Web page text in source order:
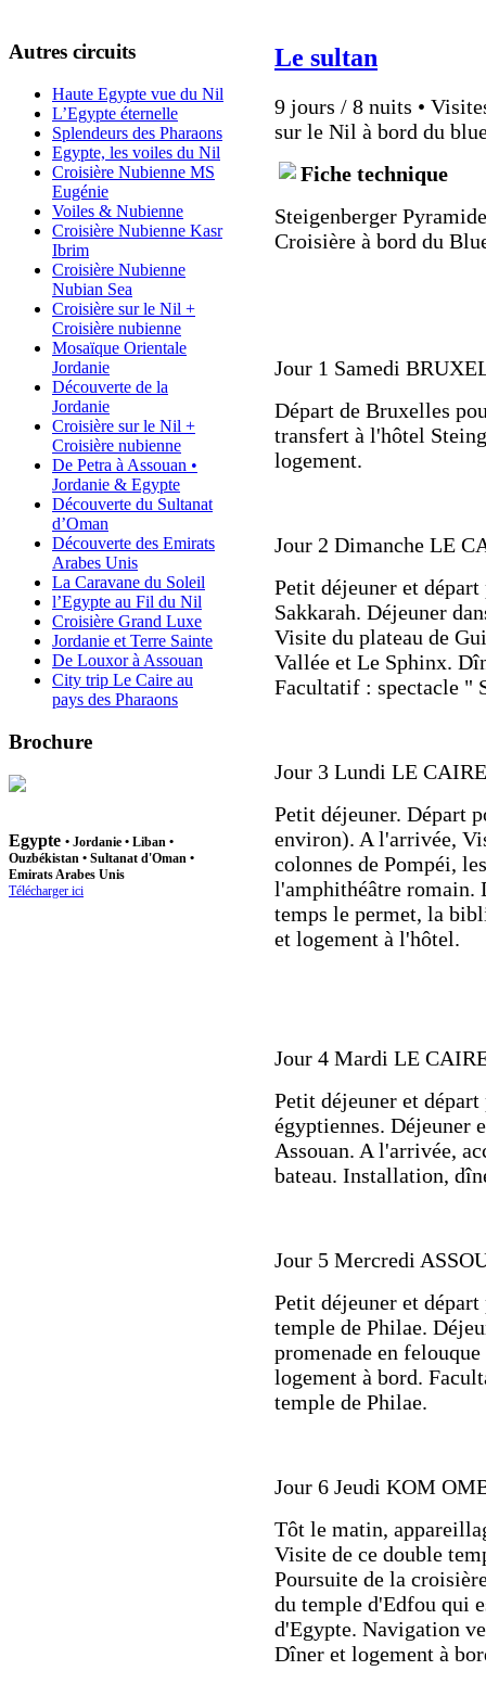
Le sultan
9 jours / 8 nuits •
sur le Nil à bord du
Fiche technique
Steigenberger
Croisière à bord du
Jour 1 Samedi
Départ de Bruxelles
transfert à l'hôtel
logement.
Jour 2 Dimanche LE
Petit déjeuner et
Sakkarah. Déjeuner
Visite du plateau de
Vallée et Le Sphinx.
Facultatif : spectacle "
Jour 3 Lundi LE
Petit déjeuner. Départ
environ). A l'arrivée,
colonnes de Pompéi,
l'amphithéâtre romain.
temps le permet, la
et logement à l'hôtel.
Jour 4 Mardi LE
Petit déjeuner et
égyptiennes. Déjeuner
Assouan. A l'arrivée,
bateau. Installation,
Jour 5 Mercredi
Petit déjeuner et
temple de Philae.
promenade en
logement à bord.
temple de Philae.
Jour 6 Jeudi KOM
Tôt le matin,
Visite de ce double
Poursuite de la
du temple d'Edfou qui
d'Egypte. Navigation
Dîner et logement à
Autres circuits
Haute Egypte vue du Nil
L’Egypte éternelle
Splendeurs des Pharaons
Egypte, les voiles du Nil
Croisière Nubienne MS
Eugénie
Voiles & Nubienne
Croisière Nubienne Kasr
Ibrim
Croisière Nubienne
Nubian Sea
Croisière sur le Nil +
Croisière nubienne
Mosaïque Orientale
Jordanie
Découverte de la
Jordanie
Croisière sur le Nil +
Croisière nubienne
De Petra à Assouan •
Jordanie & Egypte
Découverte du Sultanat
d’Oman
Découverte des Emirats
Arabes Unis
La Caravane du Soleil
l’Egypte au Fil du Nil
Croisière Grand Luxe
Jordanie et Terre Sainte
De Louxor à Assouan
City trip Le Caire au
pays des Pharaons
Brochure
Egypte • Jordanie • Liban •
Ouzbékistan • Sultanat d'Oman •
Emirats Arabes Unis
Télécharger ici